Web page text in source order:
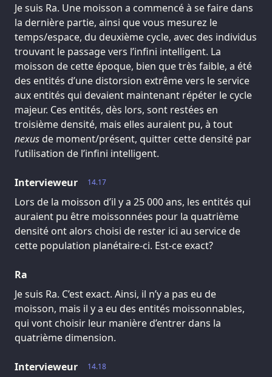
Je suis Ra. Une moisson a commencé à se faire dans
la dernière partie, ainsi que vous mesurez le
temps/espace, du deuxième cycle, avec des individus
trouvant le passage vers l’infini intelligent. La
moisson de cette époque, bien que très faible, a été
des entités d’une distorsion extrême vers le service
aux entités qui devaient maintenant répéter le cycle
majeur. Ces entités, dès lors, sont restées en
troisième densité, mais elles auraient pu, à tout
nexus de moment/présent, quitter cette densité par
l’utilisation de l’infini intelligent.
14.17
Intervieweur
Lors de la moisson d’il y a 25 000 ans, les entités qui
auraient pu être moissonnées pour la quatrième
densité ont alors choisi de rester ici au service de
cette population planétaire-ci. Est-ce exact?
Ra
Je suis Ra. C’est exact. Ainsi, il n’y a pas eu de
moisson, mais il y a eu des entités moissonnables,
qui vont choisir leur manière d’entrer dans la
quatrième dimension.
14.18
Intervieweur